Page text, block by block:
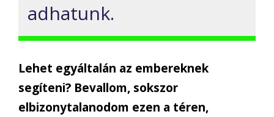
adhatunk.
Lehet egyáltalán az embereknek
segíteni? Bevallom, sokszor
elbizonytalanodom ezen a téren,